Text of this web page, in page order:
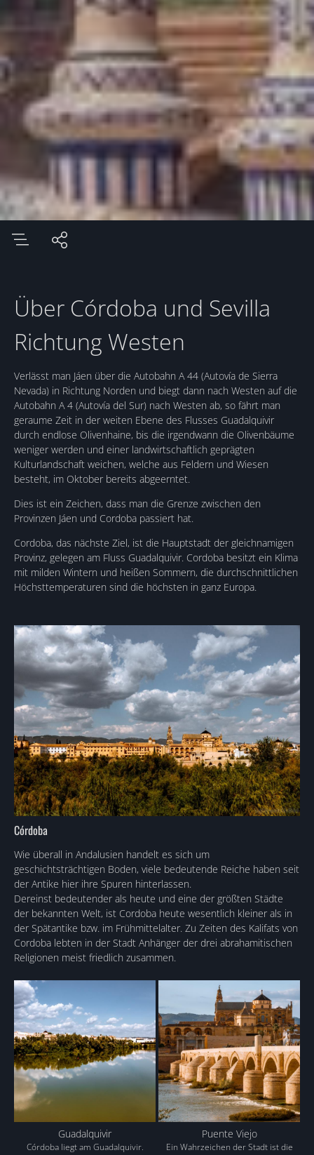
Über Córdoba und Sevilla
Richtung Westen
Verlässt man Jáen über die Autobahn A 44 (Autovía de Sierra
Nevada) in Richtung Norden und biegt dann nach Westen auf die
Autobahn A 4 (Autovía del Sur) nach Westen ab, so fährt man
geraume Zeit in der weiten Ebene des Flusses Guadalquivir
durch endlose Olivenhaine, bis die irgendwann die Olivenbäume
weniger werden und einer landwirtschaftlich geprägten
Kulturlandschaft weichen, welche aus Feldern und Wiesen
besteht, im Oktober bereits abgeerntet.
Dies ist ein Zeichen, dass man die Grenze zwischen den
Provinzen Jáen und Cordoba passiert hat.
Cordoba, das nächste Ziel, ist die Hauptstadt der gleichnamigen
Provinz, gelegen am Fluss Guadalquivir. Cordoba besitzt ein Klima
mit milden Wintern und heißen Sommern, die durchschnittlichen
Höchsttemperaturen sind die höchsten in ganz Europa.
Córdoba
Wie überall in Andalusien handelt es sich um
geschichtsträchtigen Boden, viele bedeutende Reiche haben seit
der Antike hier ihre Spuren hinterlassen.
Dereinst bedeutender als heute und eine der größten Städte
der bekannten Welt, ist Cordoba heute wesentlich kleiner als in
der Spätantike bzw. im Frühmittelalter. Zu Zeiten des Kalifats von
Cordoba lebten in der Stadt Anhänger der drei abrahamitischen
Religionen meist friedlich zusammen.
Guadalquivir
Córdoba liegt am Guadalquivir.
Puente Viejo
Ein Wahrzeichen der Stadt ist die